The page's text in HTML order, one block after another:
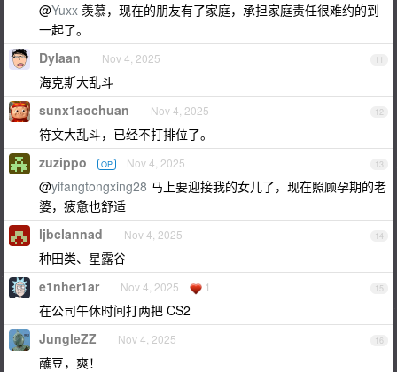
@Yuxx 羡慕，现在的朋友有了家庭，承担家庭责任很难约的到
一起了。
11
Dylaan Nov 4, 2025
海克斯大乱斗
12
sunx1aochuan Nov 4, 2025
符文大乱斗，已经不打排位了。
13
zuzippo OP Nov 4, 2025
@yifangtongxing28 马上要迎接我的女儿了，现在照顾孕期的老
婆，疲惫也舒适
14
ljbclannad Nov 4, 2025
种田类、星露谷
15
e1nher1ar Nov 4, 2025 1
在公司午休时间打两把 CS2
16
JungleZZ Nov 4, 2025
蘸豆，爽！